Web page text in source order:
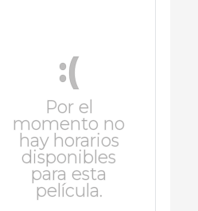
:(
Por el
momento no
hay horarios
disponibles
para esta
película.